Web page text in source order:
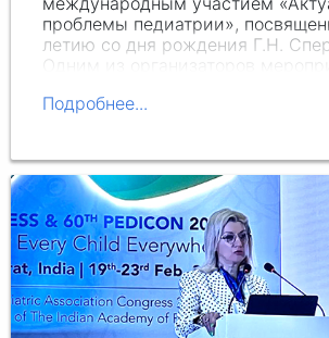
проблемы педиатрии»,
летию со дня рождения Г.Н.
Одним из организаторов
Подробнее...